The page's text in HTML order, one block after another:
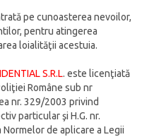
pe cunoasterea nevoilor,
pentru atingerea
loialităţii acestuia.
S.R.L. este licenţiată
Române sub nr
nr. 329/2003 privind
particular şi H.G. nr.
de aplicare a Legii